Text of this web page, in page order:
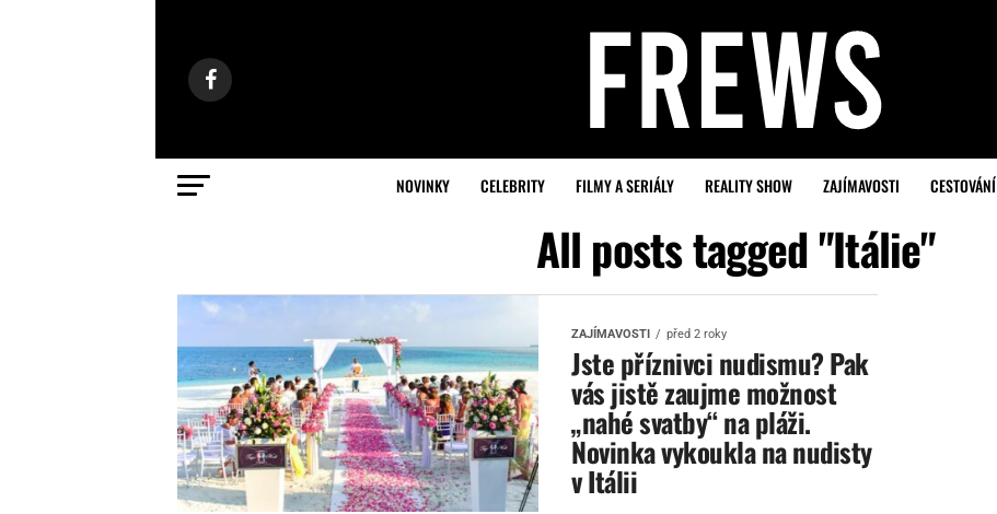
NOVINKY CELEBRITY FILMY A SERIÁLY REALITY SHOW ZAJÍMAVOSTI CESTOVÁNÍ
All posts tagged "Itálie"
ZAJÍMAVOSTI před 2 roky
Jste příznivci nudismu? Pak
vás jistě zaujme možnost
„nahé svatby“ na pláži.
Novinka vykoukla na nudisty
v Itálii